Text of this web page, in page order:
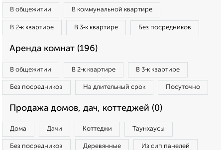
В общежитии В коммунальной квартире
В 2‑к квартире В 3‑к квартире Без посредников
Аренда комнат (196)
В общежитии В 2‑к квартире В 3‑к квартире
Без посредников На длительный срок Посуточно
Продажа домов, дач, коттеджей (0)
Дома Дачи Коттеджи Таунхаусы
Без посредников Деревянные Из сип панелей